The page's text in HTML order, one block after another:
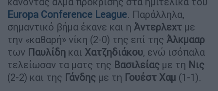
Europa Conference League. Παράλληλα,
σημαντικό βήμα έκανε και η Άντερλεχτ με
την «καθαρή» νίκη (2-0) της επί της Άλκμααρ
των Παυλίδη και Χατζηδιάκου, ενώ ισόπαλα
τελείωσαν τα ματς της Βασιλείας με τη Νις
(2-2) και της Γάνδης με τη Γουέστ Χαμ (1-1).